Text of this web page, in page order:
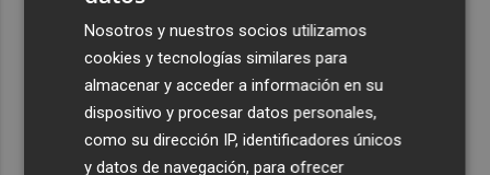
Nosotros y nuestros socios utilizamos
cookies y tecnologías similares para
almacenar y acceder a información en su
dispositivo y procesar datos personales,
como su dirección IP, identificadores únicos
y datos de navegación, para ofrecer